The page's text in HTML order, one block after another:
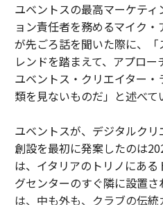
ユベントスの最高マーケテ
ョン責任者を務めるマイク
が先ごろ話を聞いた際に、
レンドを踏まえて、アプロー
ユベントス・クリエイター
類を見ないものだ」と述べて
ユベントスが、デジタルク
創設を最初に発案したのは
は、イタリアのトリノにあ
グセンターのすぐ隣に設置
は、中も外も、クラブの伝